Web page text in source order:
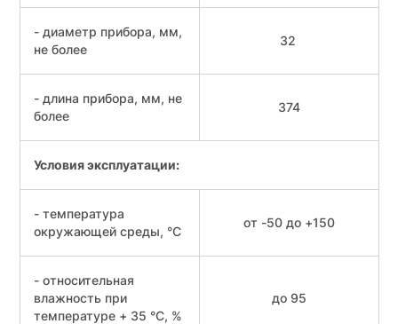
- диаметр прибора, мм,
не более
32
- длина прибора, мм, не
более
374
Условия эксплуатации:
- температура
окружающей среды, °С
от -50 до +150
- относительная
влажность при
температуре + 35 °С, %
до 95